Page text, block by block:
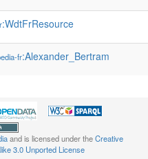
:WdtFrResource
fr:Alexander_Bertram
and is licensed under theCreative
3.0 Unported License